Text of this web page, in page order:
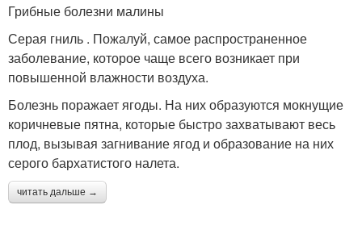
Грибные болезни малины
Серая гниль . Пожалуй, самое распространенное
заболевание, которое чаще всего возникает при
повышенной влажности воздуха.
Болезнь поражает ягоды. На них образуются мокнущие
коричневые пятна, которые быстро захватывают весь
плод, вызывая загнивание ягод и образование на них
серого бархатистого налета.
читать дальше →